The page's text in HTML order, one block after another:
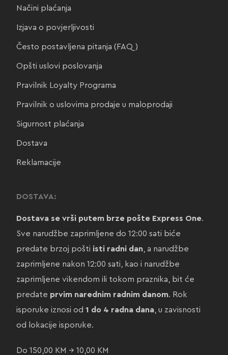
Načini plaćanja
Izjava o povjerljivosti
Često postavljena pitanja (FAQ)
Opšti uslovi poslovanja
Pravilnik Loyalty Programa
Pravilnik o uslovima prodaje u maloprodaji
Sigurnost plaćanja
Dostava
Reklamacije
DOSTAVA:
Dostava se vrši putem brze pošte Express One.
Sve narudžbe zaprimljene do 12:00 sati biće
predate brzoj pošti isti radni dan, a narudžbe
zaprimljene nakon 12:00 sati, kao i narudžbe
zaprimljene vikendom ili tokom praznika, bit će
predate prvim narednim radnim danom. Rok
isporuke iznosi od 1 do 4 radna dana, u zavisnosti
od lokacije isporuke.
Do 150,00 KM → 10,00 KM